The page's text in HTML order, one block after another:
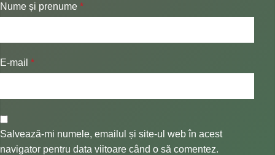
Nume și prenume*
E-mail*
Salvează-mi numele, emailul și site-ul web în acest
navigator pentru data viitoare când o să comentez.